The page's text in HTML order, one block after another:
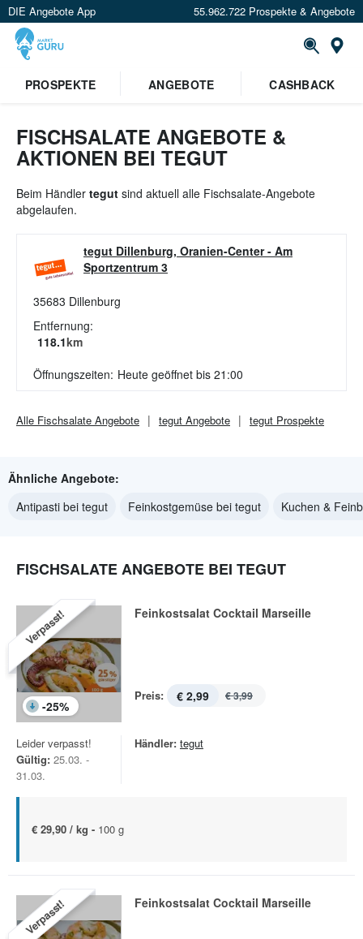
DIE Angebote App 55.962.722 Prospekte & Angebote
Standort festlegen
PROSPEKTE ANGEBOTE CASHBACK
FISCHSALATE ANGEBOTE &
AKTIONEN BEI TEGUT
Beim Händler tegut sind aktuell alle Fischsalate-Angebote
abgelaufen.
tegut Dillenburg, Oranien-Center- Am
Sportzentrum 3
35683 Dillenburg
Entfernung:
118.1km
Öffnungszeiten: Heute geöffnet bis 21:00
Alle Fischsalate Angebote tegut Angebote tegut Prospekte
Ähnliche Angebote:
Antipasti bei tegut
Feinkostgemüse bei tegut Kuchen &
FISCHSALATE ANGEBOTE BEI TEGUT
Verpasst!
-25%
Feinkostsalat Cocktail Marseille
Preis: € 2,99 € 3,99
Leider verpasst!
Gültig: 25.03. -
31.03.
Händler: tegut
€ 29,90 / kg - 100 g
Verpasst! Feinkostsalat Cocktail Marseille